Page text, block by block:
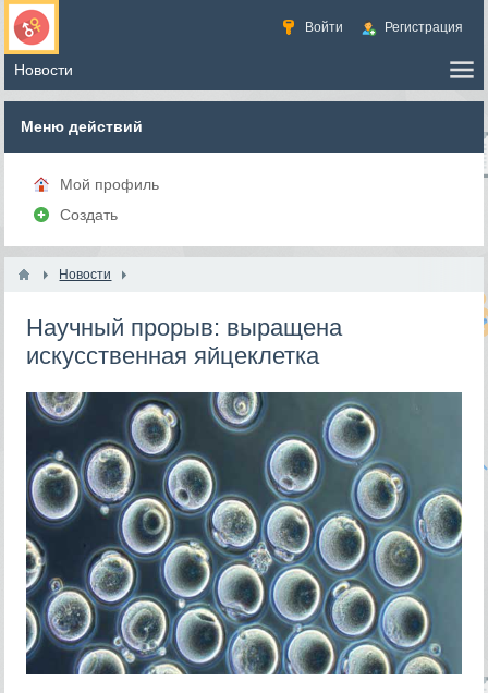
Войти Регистрация
Меню действий
Мой профиль
Создать
Новости
Научный прорыв: выращена
искусственная яйцеклетка